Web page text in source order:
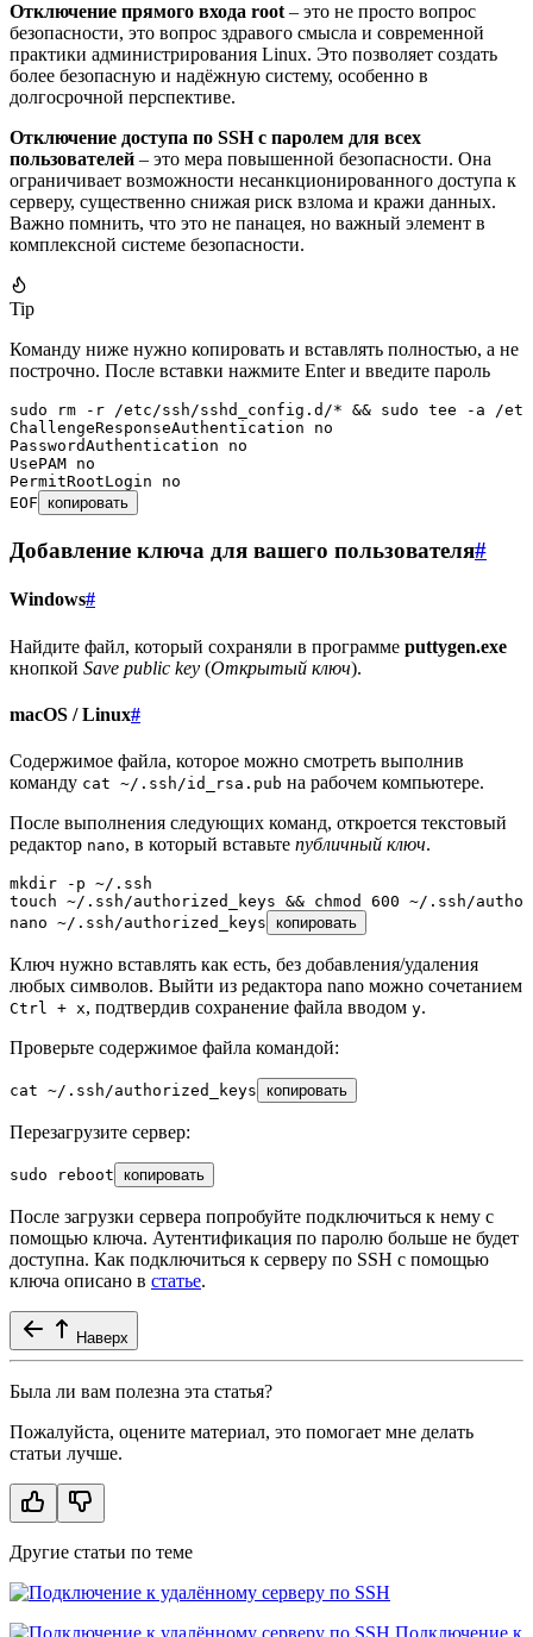
Отключение прямого входа root – это не просто вопрос
безопасности, это вопрос здравого смысла и современной
практики администрирования Linux. Это позволяет создать
более безопасную и надёжную систему, особенно в
долгосрочной перспективе.
Отключение доступа по SSH с паролем для всех
пользователей – это мера повышенной безопасности. Она
ограничивает возможности несанкционированного доступа к
серверу, существенно снижая риск взлома и кражи данных.
Важно помнить, что это не панацея, но важный элемент в
комплексной системе безопасности.
Tip
Команду ниже нужно копировать и вставлять полностью, а не
построчно. После вставки нажмите Enter и введите пароль
sudo rm -r /etc/ssh/sshd_config.d/* && sudo tee -a /
ChallengeResponseAuthentication no
PasswordAuthentication no
UsePAM no
PermitRootLogin no
EOF копировать
Добавление ключа для вашего пользователя#
Windows#
Найдите файл, который сохраняли в программе puttygen.exe
кнопкой Save public key (Открытый ключ).
macOS / Linux#
Содержимое файла, которое можно смотреть выполнив
команду cat ~/.ssh/id_rsa.pub на рабочем компьютере.
После выполнения следующих команд, откроется текстовый
редактор nano, в который вставьте публичный ключ.
mkdir -p ~/.ssh
touch ~/.ssh/authorized_keys && chmod 600 ~/.ssh/
nano ~/.ssh/authorized_keys копировать
Ключ нужно вставлять как есть, без добавления/удаления
любых символов. Выйти из редактора nano можно сочетанием
Ctrl + x, подтвердив сохранение файла вводом y.
Проверьте содержимое файла командой:
cat ~/.ssh/authorized_keys копировать
Перезагрузите сервер:
sudo reboot копировать
После загрузки сервера попробуйте подключиться к нему с
помощью ключа. Аутентификация по паролю больше не будет
доступна. Как подключиться к серверу по SSH с помощью
ключа описано в статье.
Наверх
Была ли вам полезна эта статья?
Пожалуйста, оцените материал, это помогает мне делать
статьи лучше.
Другие статьи по теме
Подключение к